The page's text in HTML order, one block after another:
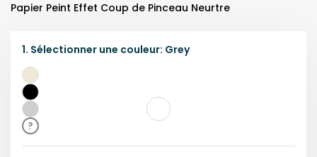
Papier Peint Effet Coup de Pinceau Neurtre
1. Sélectionner une couleur: Grey
Beige
Noir
Gris
?